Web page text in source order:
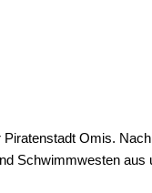
Omis.
Schwimmwesten